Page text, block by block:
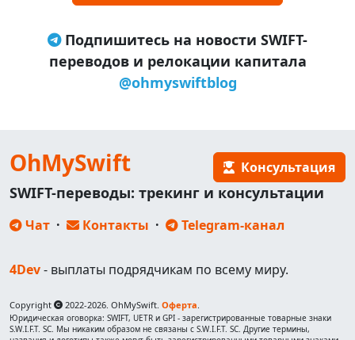
Подпишитесь на новости SWIFT-
переводов и релокации капитала
@ohmyswiftblog
OhMySwift Консультация
SWIFT-переводы: трекинг и консультации
Чат · Контакты · Telegram-канал
4Dev- выплаты подрядчикам по всему миру.
Copyright 2022-2026. OhMySwift. Оферта.
Юридическая оговорка: SWIFT, UETR и GPI - зарегистрированные товарные знаки
S.W.I.F.T. SC. Мы никаким образом не связаны с S.W.I.F.T. SC. Другие термины,